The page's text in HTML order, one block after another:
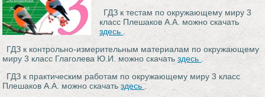
ГДЗ к тестам по окружающему миру 3
класс Плешаков А.А. можно скачать
здесь
ГДЗ к контрольно-измерительным материалам по окружающему
миру 3 класс Глаголева Ю.И. можно скачатьздесь
ГДЗ к практическим работам по окружающему миру 3 класс
Плешаков А.А. можно скачатьздесь.